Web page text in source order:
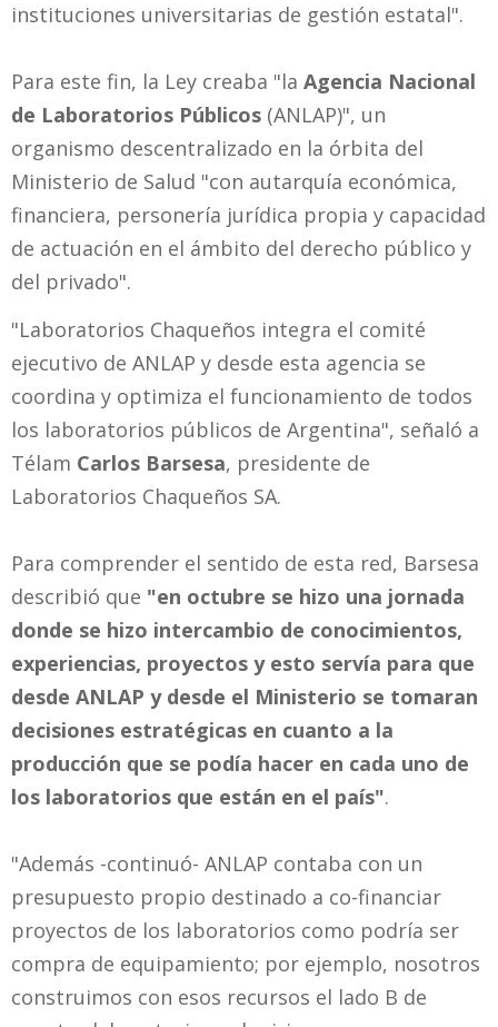
instituciones universitarias de gestión estatal".
Para este fin, la Ley creaba "la Agencia Nacional
de Laboratorios Públicos (ANLAP)", un
organismo descentralizado en la órbita del
Ministerio de Salud "con autarquía económica,
financiera, personería jurídica propia y capacidad
de actuación en el ámbito del derecho público y
del privado".
"Laboratorios Chaqueños integra el comité
ejecutivo de ANLAP y desde esta agencia se
coordina y optimiza el funcionamiento de todos
los laboratorios públicos de Argentina", señaló a
Télam Carlos Barsesa, presidente de
Laboratorios Chaqueños SA.
Para comprender el sentido de esta red, Barsesa
describió que "en octubre se hizo una jornada
donde se hizo intercambio de conocimientos,
experiencias, proyectos y esto servía para que
desde ANLAP y desde el Ministerio se tomaran
decisiones estratégicas en cuanto a la
producción que se podía hacer en cada uno de
los laboratorios que están en el país".
"Además -continuó- ANLAP contaba con un
presupuesto propio destinado a co-financiar
proyectos de los laboratorios como podría ser
compra de equipamiento; por ejemplo, nosotros
construimos con esos recursos el lado B de